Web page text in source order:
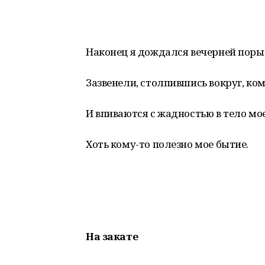
Наконец я дождался вечерней
Зазвенели, столпившись вокруг,
И впиваются с жадностью в тело
Хоть кому-то полезно мое бытие.
На закате